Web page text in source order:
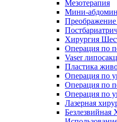
Мезотерапия
Мини-
Хирургия
Операция по
Vaser
Пластика
Операция по
Операция по
Операция по
Лазерная
Безлезвийная